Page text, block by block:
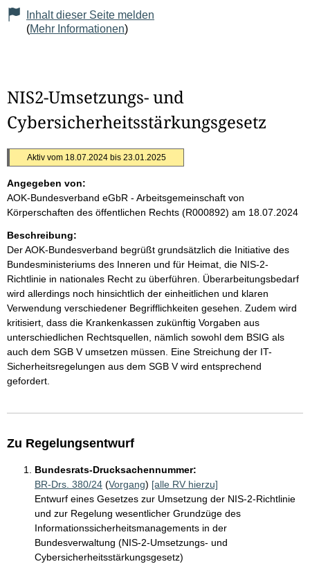
Inhalt dieser Seite melden
(Mehr Informationen)
NIS2-Umsetzungs- und
Cybersicherheitsstärkungsgesetz
Aktiv vom 18.07.2024 bis 23.01.2025
Angegeben von:
AOK-Bundesverband eGbR - Arbeitsgemeinschaft von
Körperschaften des öffentlichen Rechts (R000892) am 18.07.2024
Beschreibung:
Der AOK-Bundesverband begrüßt grundsätzlich die Initiative des
Bundesministeriums des Inneren und für Heimat, die NIS-2-
Richtlinie in nationales Recht zu überführen. Überarbeitungsbedarf
wird allerdings noch hinsichtlich der einheitlichen und klaren
Verwendung verschiedener Begrifflichkeiten gesehen. Zudem wird
kritisiert, dass die Krankenkassen zukünftig Vorgaben aus
unterschiedlichen Rechtsquellen, nämlich sowohl dem BSIG als
auch dem SGB V umsetzen müssen. Eine Streichung der IT-
Sicherheitsregelungen aus dem SGB V wird entsprechend
gefordert.
Zu Regelungsentwurf
Bundesrats-Drucksachennummer:
BR-Drs. 380/24 (Vorgang) [alle RV hierzu]
Entwurf eines Gesetzes zur Umsetzung der NIS-2-Richtlinie
und zur Regelung wesentlicher Grundzüge des
Informationssicherheitsmanagements in der
Bundesverwaltung (NIS-2-Umsetzungs- und
Cybersicherheitsstärkungsgesetz)